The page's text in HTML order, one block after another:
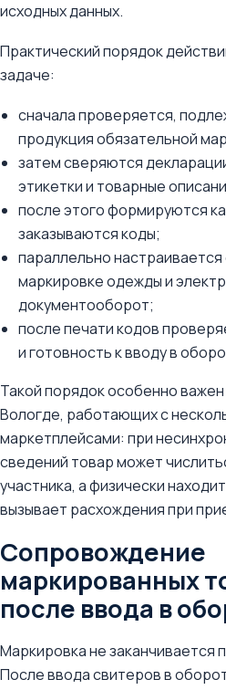
исходных данных.
Практический порядок
задаче:
сначала проверяется,
продукция обязательной
затем сверяются
этикетки и товарные
после этого формируются
заказываются коды;
параллельно
маркировке одежды и
документооборот;
после печати кодов
и готовность к вводу в
Такой порядок особенно важен
Вологде, работающих с
маркетплейсами: при
сведений товар может
участника, а физически
вызывает расхождения при
Сопровождение
маркированных
после ввода в
Маркировка не заканчивается
После ввода свитеров в